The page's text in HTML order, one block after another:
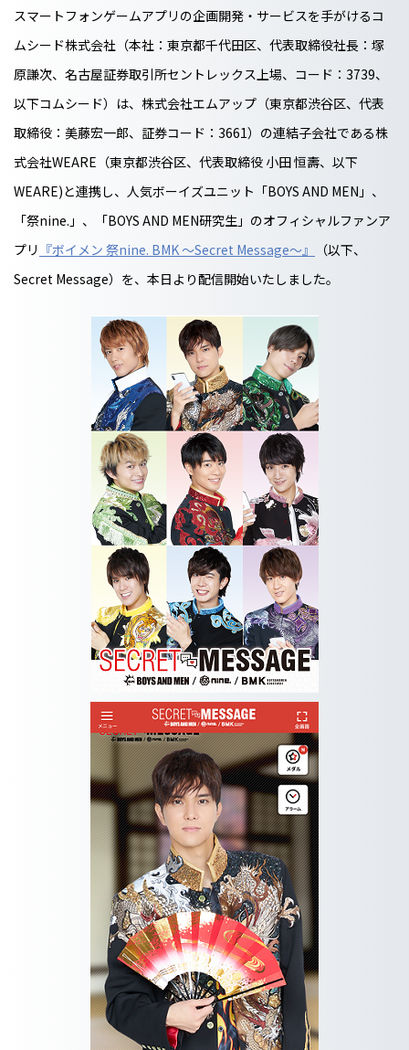
スマートフォンゲームアプリの企画開発・サービスを手がけるコ
ムシード株式会社（本社：東京都千代田区、代表取締役社長：塚
原謙次、名古屋証券取引所セントレックス上場、コード：3739、
以下コムシード）は、株式会社エムアップ（東京都渋谷区、代表
取締役：美藤宏一郎、証券コード：3661）の連結子会社である株
式会社WEARE（東京都渋谷区、代表取締役 小田 恒壽、以下
WEARE)と連携し、人気ボーイズユニット「BOYS AND MEN」、
「祭nine.」、「BOYS AND MEN研究生」のオフィシャルファンア
プリ 『ボイメン 祭nine. BMK ～Secret Message～』
（以下、
Secret Message）を、本日より配信開始いたしました。